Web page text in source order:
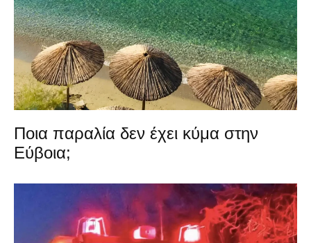
Ποια παραλία δεν έχει κύμα στην
Εύβοια;